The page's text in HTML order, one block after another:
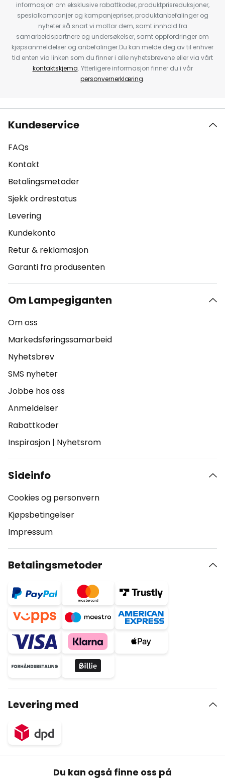
informasjon om eksklusive rabattkoder, produktprisreduksjoner,
spesialkampanjer og kampanjepriser, produktanbefalinger og
nyheter så snart vi mottar dem, samt innhold fra
samarbeidspartnere og undersøkelser, samt oppfordringer om
kjøpsanmeldelser og anbefalinger.Du kan melde deg av til enhver
tid enten via linken som du finner i alle nyhetsbrevene eller via vårt
kontaktskjema. Ytterligere informasjon finner du i vår
personvernerklæring.
Kundeservice
FAQs
Kontakt
Betalingsmetoder
Sjekk ordrestatus
Levering
Kundekonto
Retur & reklamasjon
Garanti fra produsenten
Om Lampegiganten
Om oss
Markedsføringssamarbeid
Nyhetsbrev
SMS nyheter
Jobbe hos oss
Anmeldelser
Rabattkoder
Inspirasjon | Nyhetsrom
Sideinfo
Cookies og personvern
Kjøpsbetingelser
Impressum
Betalingsmetoder
Levering med
Du kan også finne oss på